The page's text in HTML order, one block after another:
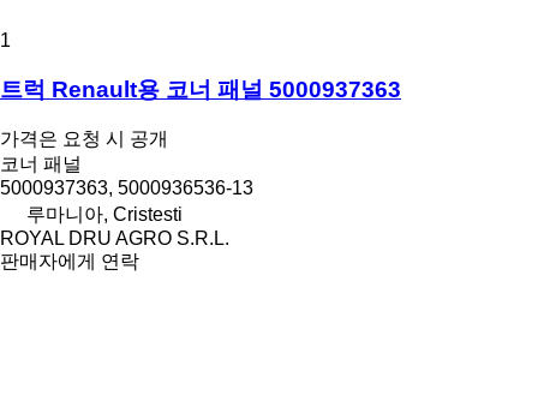
1
트럭 Renault용 코너 패널 5000937363
가격은 요청 시 공개
코너 패널
5000937363, 5000936536-13
루마니아, Cristesti
ROYAL DRU AGRO S.R.L.
판매자에게 연락